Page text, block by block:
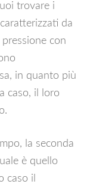
trovare i
da
con
in quanto più
caso, il loro
la seconda
è quello
caso il